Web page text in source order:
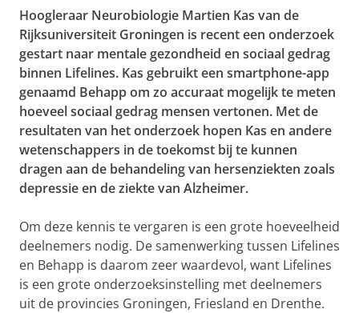
Hoogleraar Neurobiologie Martien Kas van de
Rijksuniversiteit Groningen is recent een onderzoek
gestart naar mentale gezondheid en sociaal gedrag
binnen Lifelines. Kas gebruikt een smartphone-app
genaamd Behapp om zo accuraat mogelijk te meten
hoeveel sociaal gedrag mensen vertonen. Met de
resultaten van het onderzoek hopen Kas en andere
wetenschappers in de toekomst bij te kunnen
dragen aan de behandeling van hersenziekten zoals
depressie en de ziekte van Alzheimer.
Om deze kennis te vergaren is een grote hoeveelheid
deelnemers nodig. De samenwerking tussen Lifelines
en Behapp is daarom zeer waardevol, want Lifelines
is een grote onderzoeksinstelling met deelnemers
uit de provincies Groningen, Friesland en Drenthe.